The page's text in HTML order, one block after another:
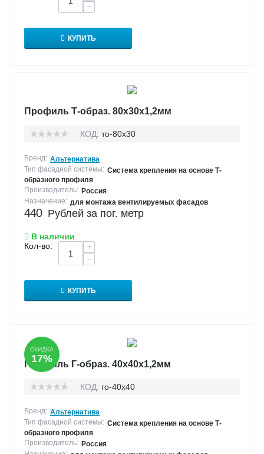
−
КУПИТЬ
Профиль Т-образ. 80х30х1,2мм
КОД: то-80х30
Бренд: Альтернатива
Тип фасадной системы: Система крепления на основе Т-
образного профиля
Производитель: Россия
Назначение: для монтажа вентилируемых фасадов
440 Рублей за пог. метр
В наличии
Кол-во:
+
−
КУПИТЬ
СКИДКА
17%
Профиль Г-образ. 40х40х1,2мм
КОД: го-40х40
Бренд: Альтернатива
Тип фасадной системы: Система крепления на основе Т-
образного профиля
Производитель: Россия